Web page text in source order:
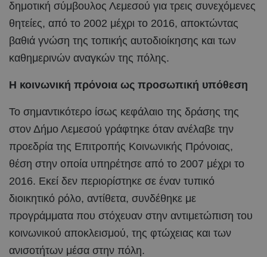
δημοτική σύμβουλος Λεμεσού για τρεις συνεχόμενες
θητείες, από το 2002 μέχρι το 2016, αποκτώντας
βαθιά γνώση της τοπικής αυτοδιοίκησης και των
καθημερινών αναγκών της πόλης.
Η κοινωνική πρόνοια ως προσωπική υπόθεση
Το σημαντικότερο ίσως κεφάλαιο της δράσης της
στον Δήμο Λεμεσού γράφτηκε όταν ανέλαβε την
προεδρία της Επιτροπής Κοινωνικής Πρόνοιας,
θέση στην οποία υπηρέτησε από το 2007 μέχρι το
2016. Εκεί δεν περιορίστηκε σε έναν τυπικό
διοικητικό ρόλο, αντίθετα, συνδέθηκε με
προγράμματα που στόχευαν στην αντιμετώπιση του
κοινωνικού αποκλεισμού, της φτώχειας και των
ανισοτήτων μέσα στην πόλη.